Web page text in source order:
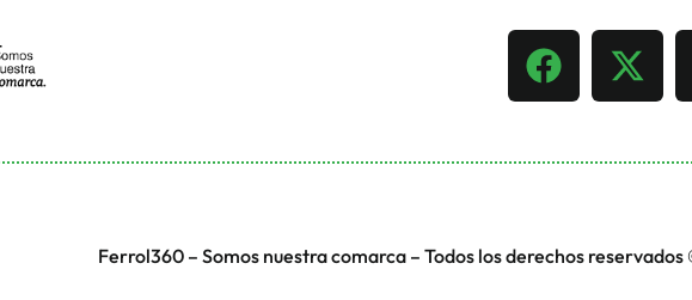
Ferrol360 – Somos nuestra comarca – Todos los derechos